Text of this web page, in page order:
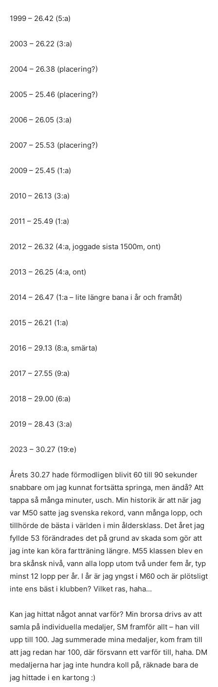
1999 – 26.42 (5:a)
2003 – 26.22 (3:a)
2004 – 26.38 (placering?)
2005 – 25.46 (placering?)
2006 – 26.05 (3:a)
2007 – 25.53 (placering?)
2009 – 25.45 (1:a)
2010 – 26.13 (3:a)
2011 – 25.49 (1:a)
2012 – 26.32 (4:a, joggade sista 1500m, ont)
2013 – 26.25 (4:a, ont)
2014 – 26.47 (1:a – lite längre bana i år och framåt)
2015 – 26.21 (1:a)
2016 – 29.13 (8:a, smärta)
2017 – 27.55 (9:a)
2018 – 29.00 (6:a)
2019 – 28.43 (3:a)
2023 – 30.27 (19:e)
Årets 30.27 hade förmodligen blivit 60 till 90 sekunder
snabbare om jag kunnat fortsätta springa, men ändå? Att
tappa så många minuter, usch. Min historik är att när jag
var M50 satte jag svenska rekord, vann många lopp, och
tillhörde de bästa i världen i min åldersklass. Det året jag
fyllde 53 förändrades det på grund av skada som gör att
jag inte kan köra fartträning längre. M55 klassen blev en
bra skånsk nivå, vann alla lopp utom två under fem år, typ
minst 12 lopp per år. I år är jag yngst i M60 och är plötsligt
inte ens bäst i klubben? Vilket ras, haha…
Kan jag hittat något annat varför? Min brorsa drivs av att
samla på individuella medaljer, SM framför allt – han vill
upp till 100. Jag summerade mina medaljer, kom fram till
att jag redan har 100, där försvann ett varför till, haha. DM
medaljerna har jag inte hundra koll på, räknade bara de
jag hittade i en kartong :)